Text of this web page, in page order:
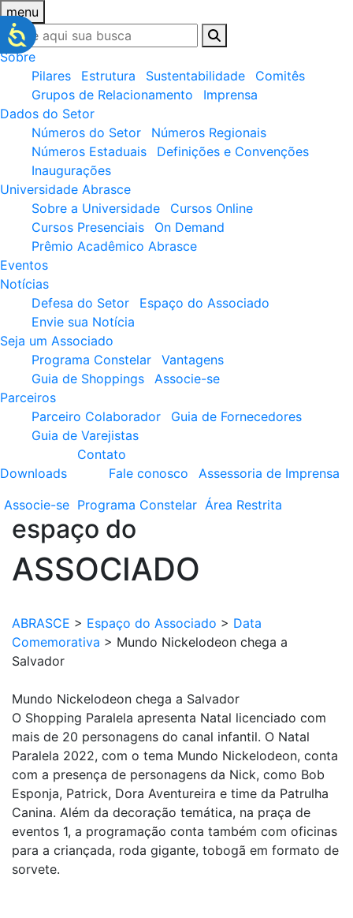
menu
Sobre
Pilares
Estrutura Sustentabilidade
Comitês
Grupos de Relacionamento
Imprensa
Dados do Setor
Números do Setor
Números Regionais
Números Estaduais
Definições e Convenções
Inaugurações
Universidade Abrasce
Sobre a Universidade
Cursos Online
Cursos Presenciais
On Demand
Prêmio Acadêmico Abrasce
Eventos
Notícias
Defesa do Setor
Espaço do Associado
Envie sua Notícia
Seja um Associado
Programa Constelar
Vantagens
Guia de Shoppings
Associe-se
Parceiros
Parceiro Colaborador
Guia de Fornecedores
Guia de Varejistas
Downloads
Contato
Fale conosco
Assessoria de Imprensa
Associe-se Programa Constelar Área Restrita
espaço do
ASSOCIADO
ABRASCE > Espaço do Associado > Data
Comemorativa > Mundo Nickelodeon chega a
Salvador
Mundo Nickelodeon chega a Salvador
O Shopping Paralela apresenta Natal licenciado com
mais de 20 personagens do canal infantil. O Natal
Paralela 2022, com o tema Mundo Nickelodeon, conta
com a presença de personagens da Nick, como Bob
Esponja, Patrick, Dora Aventureira e time da Patrulha
Canina. Além da decoração temática, na praça de
eventos 1, a programação conta também com oficinas
para a criançada, roda gigante, tobogã em formato de
sorvete.